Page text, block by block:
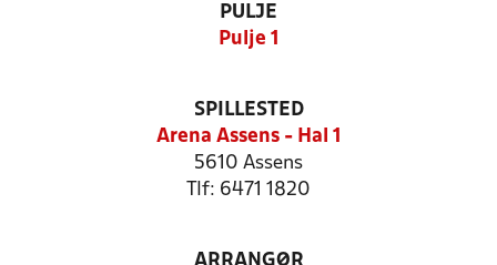
PULJE
Pulje 1
SPILLESTED
Arena Assens - Hal 1
5610 Assens
Tlf: 6471 1820
ARRANGØR